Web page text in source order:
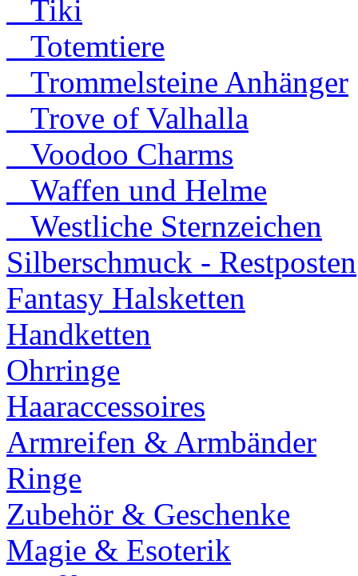
Tiki
Totemtiere
Trommelsteine Anhänger
Trove of Valhalla
Voodoo Charms
Waffen und Helme
Westliche Sternzeichen
Silberschmuck - Restposten
Fantasy Halsketten
Handketten
Ohrringe
Haaraccessoires
Armreifen & Armbänder
Ringe
Zubehör & Geschenke
Magie & Esoterik